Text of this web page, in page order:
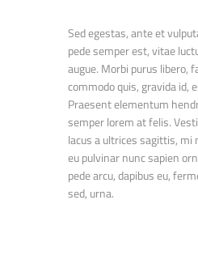
Sed egestas, ante et
pede semper est, vitae
augue. Morbi purus libero,
commodo quis, gravida id,
Praesent elementum
semper lorem at felis.
lacus a ultrices sagittis, mi
eu pulvinar nunc sapien
pede arcu, dapibus eu,
sed, urna.